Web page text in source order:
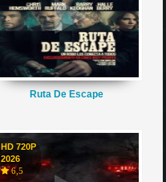
Ruta De Escape
HD 720P
2026
6,5